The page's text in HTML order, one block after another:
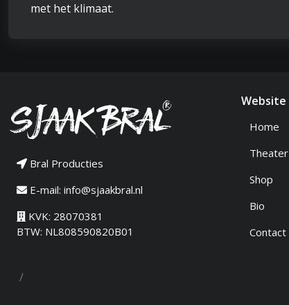
met het klimaat.
Bral Producties
E-mail: info@sjaakbral.nl
KVK: 28070381
BTW: NL808590820B01
Website
Home
Theater
Shop
Bio
Contact
/